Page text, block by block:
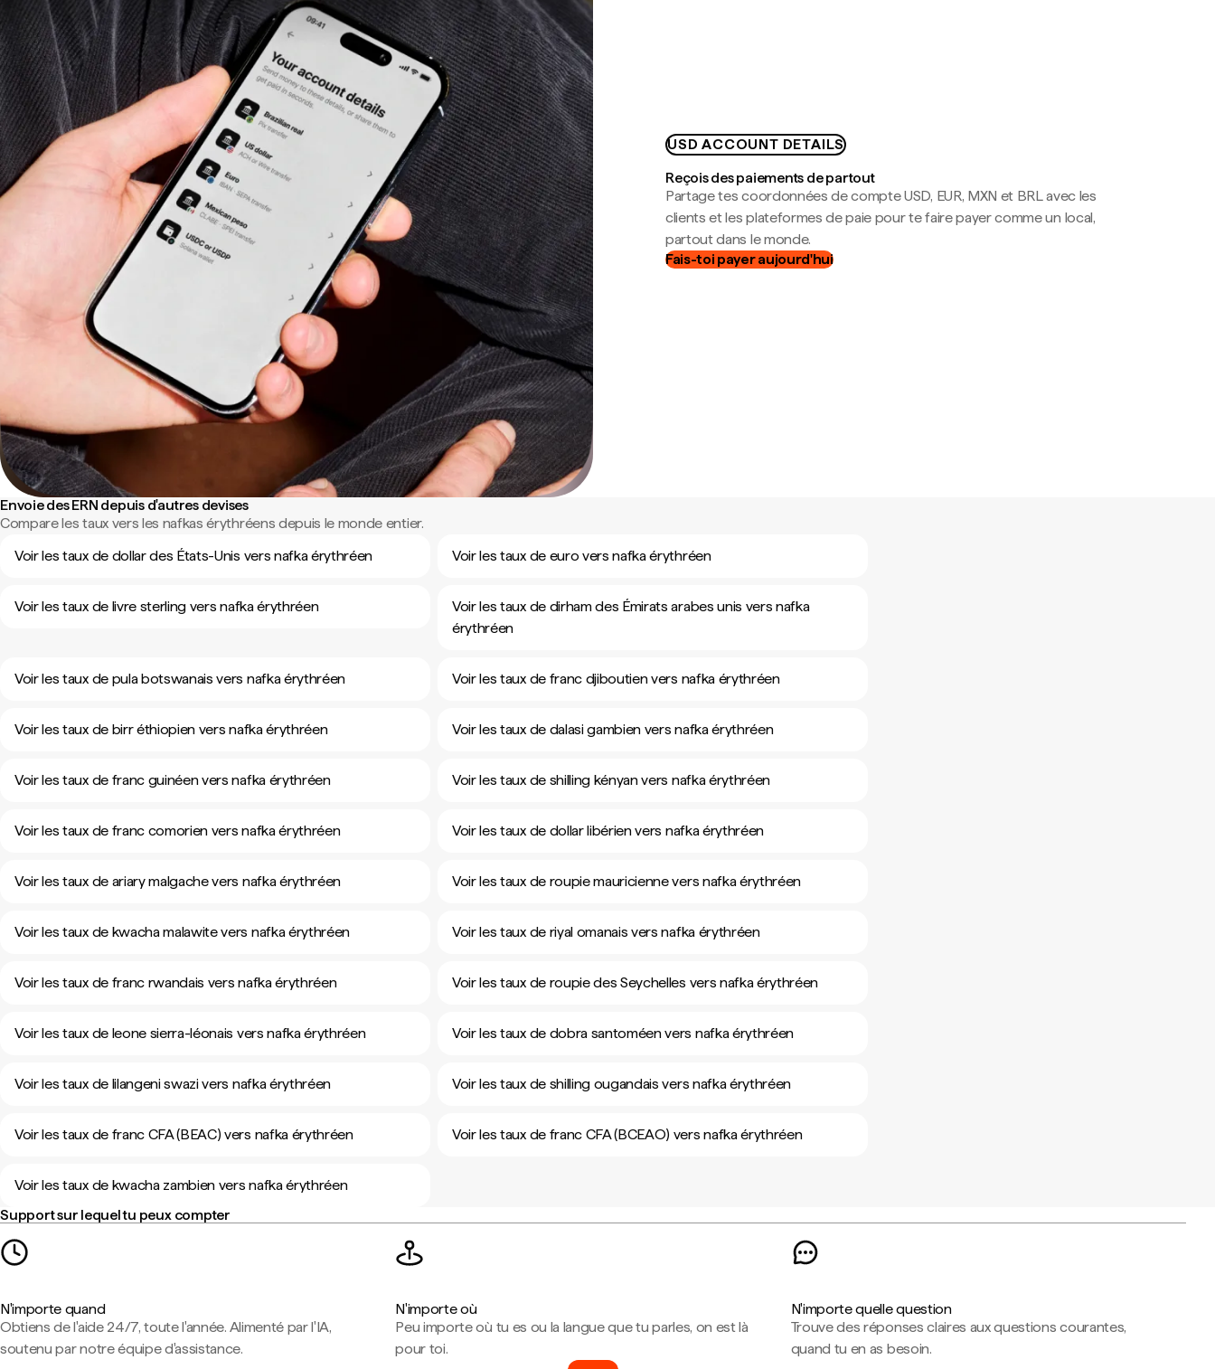
USD ACCOUNT DETAILS
Reçois des paiements de partout
Partage tes coordonnées de compte USD, EUR, MXN et BRL avec les
clients et les plateformes de paie pour te faire payer comme un local,
partout dans le monde.
Fais-toi payer aujourd'hui
Envoie des ERN depuis d'autres devises
Compare les taux vers les nafkas érythréens depuis le monde entier.
Voir les taux de dollar des États-Unis vers nafka érythréen
Voir les taux de euro vers nafka érythréen
Voir les taux de livre sterling vers nafka érythréen
Voir les taux de dirham des Émirats arabes unis vers nafka
érythréen
Voir les taux de pula botswanais vers nafka érythréen Voir les taux de franc djiboutien vers nafka érythréen
Voir les taux de birr éthiopien vers nafka érythréen Voir les taux de dalasi gambien vers nafka érythréen
Voir les taux de franc guinéen vers nafka érythréen Voir les taux de shilling kényan vers nafka érythréen
Voir les taux de franc comorien vers nafka érythréen Voir les taux de dollar libérien vers nafka érythréen
Voir les taux de ariary malgache vers nafka érythréen Voir les taux de roupie mauricienne vers nafka érythréen
Voir les taux de kwacha malawite vers nafka érythréen Voir les taux de riyal omanais vers nafka érythréen
Voir les taux de franc rwandais vers nafka érythréen Voir les taux de roupie des Seychelles vers nafka érythréen
Voir les taux de leone sierra-léonais vers nafka érythréen Voir les taux de dobra santoméen vers nafka érythréen
Voir les taux de lilangeni swazi vers nafka érythréen Voir les taux de shilling ougandais vers nafka érythréen
Voir les taux de franc CFA (BEAC) vers nafka érythréen Voir les taux de franc CFA (BCEAO) vers nafka érythréen
Voir les taux de kwacha zambien vers nafka érythréen
Support sur lequel tu peux compter
N'importe quand
Obtiens de l'aide 24/7, toute l'année. Alimenté par l'IA,
soutenu par notre équipe d'assistance.
N'importe où
Peu importe où tu es ou la langue que tu parles, on est là
pour toi.
N'importe quelle question
Trouve des réponses claires aux questions courantes,
quand tu en as besoin.